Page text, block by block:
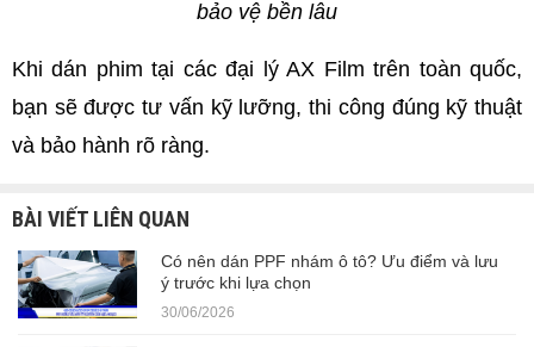
bảo vệ bền lâu
Khi dán phim tại các đại lý AX Film trên toàn quốc,
bạn sẽ được tư vấn kỹ lưỡng, thi công đúng kỹ thuật
và bảo hành rõ ràng.
BÀI VIẾT LIÊN QUAN
Có nên dán PPF nhám ô tô? Ưu điểm và lưu
ý trước khi lựa chọn
30/06/2026